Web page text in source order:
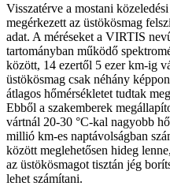
Visszatérve a mostani
megérkezett az üstökösmag
adat. A méréseket a VIRTIS
tartományban működő
között, 14 ezertől 5 ezer km-ig
üstökösmag csak néhány
átlagos hőmérsékletet tudtak
Ebből a szakemberek
vártnál 20-30 °C-kal nagyobb
millió km-es naptávolságban
között meglehetősen hideg
az üstökösmagot tisztán jég
lehet számítani.